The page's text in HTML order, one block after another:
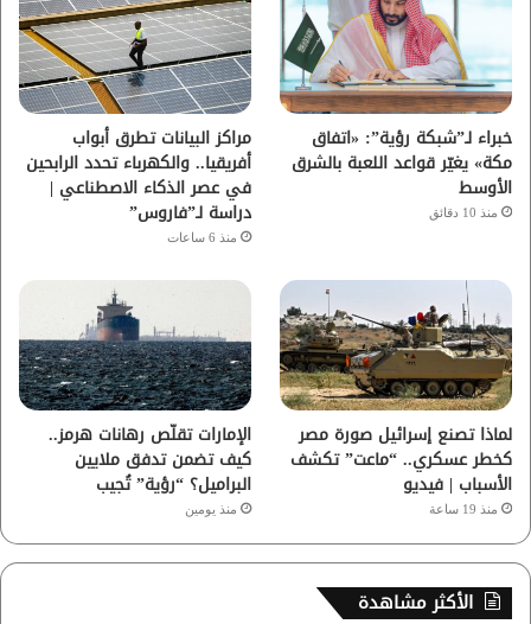
و
ك
و
ب
ق
ر
م
خبراء لـ”شبكة رؤية”: «اتفاق
مكة» يغيّر قواعد اللعبة بالشرق
الأوسط
منذ 10 دقائق
مراكز البيانات تطرق أبواب
أفريقيا.. والكهرباء تحدد الرابحين
في عصر الذكاء الاصطناعي |
دراسة لـ”فاروس”
منذ 6 ساعات
لماذا تصنع إسرائيل صورة مصر
كخطر عسكري.. “ماعت” تكشف
الأسباب | فيديو
منذ 19 ساعة
الإمارات تقلّص رهانات هرمز..
كيف تضمن تدفق ملايين
البراميل؟ “رؤية” تُجيب
منذ يومين
الأكثر مشاهدة